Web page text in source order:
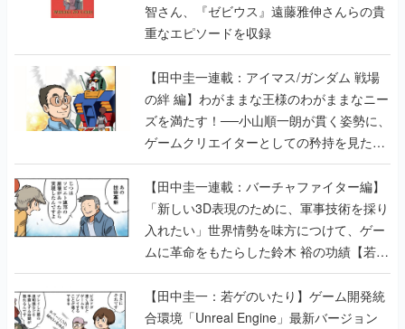
智さん、『ゼビウス』遠藤雅伸さんらの貴
重なエピソードを収録
【田中圭一連載：アイマス/ガンダム 戦場
の絆 編】わがままな王様のわがままなニー
ズを満たす！──小山順一朗が貫く姿勢に、
ゲームクリエイターとしての矜持を見た
【若ゲのいたり最終回】
【田中圭一連載：バーチャファイター編】
「新しい3D表現のために、軍事技術を採り
入れたい」世界情勢を味方につけて、ゲー
ムに革命をもたらした鈴木 裕の功績【若ゲ
のいたり】
【田中圭一：若ゲのいたり】ゲーム開発統
合環境「Unreal Engine」最新バージョン